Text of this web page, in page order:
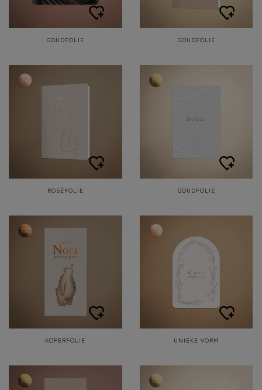
GOUDFOLIE GOUDFOLIE
ROSÉFOLIE GOUDFOLIE
KOPERFOLIE UNIEKE VORM